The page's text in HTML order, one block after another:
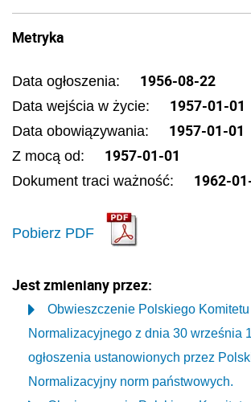
Metryka
Data ogłoszenia: 1956-08-22
Data wejścia w życie: 1957-01-01
Data obowiązywania: 1957-01-01
Z mocą od: 1957-01-01
Dokument traci ważność: 1962-
Pobierz PDF
Jest zmieniany przez:
Obwieszczenie Polskiego Komitetu
Normalizacyjnego z dnia 30 września
ogłoszenia ustanowionych przez
Normalizacyjny norm państwowych.